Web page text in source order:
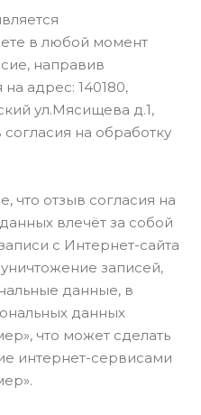
в любой момент
направив
адрес: 140180,
ул.Мясищева д.1,
на обработку
отзыв согласия на
влечёт за собой
с Интернет-сайта
записей,
данные, в
данных
что может сделать
интернет-сервисами